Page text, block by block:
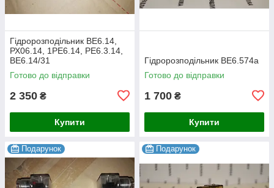
Гідророзподільник ВЕ6.14,
РХ06.14, 1РЕ6.14, РЕ6.3.14,
ВЕ6.14/31
Готово до відправки
2 350 ₴
Купити
Гідророзподільник ВЕ6.574а
Готово до відправки
1 700 ₴
Купити
Подарунок Подарунок